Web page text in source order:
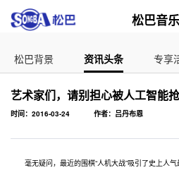
松巴音乐
松巴背景 资讯头条 专享
艺术家们，请别担心被人工智能抢
时间：2016-03-24 作者：吕丹布恩
毫无疑问，最近的围棋“人机大战”吸引了史上人气